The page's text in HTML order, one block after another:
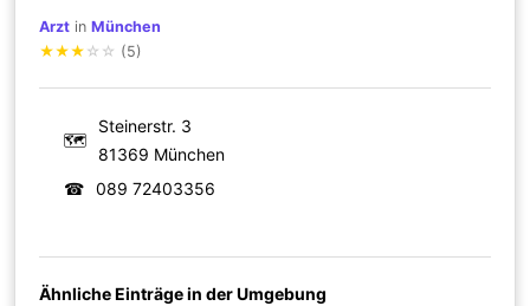
Arzt inMünchen
★★★ ☆ ☆ (5)
🗺
Steinerstr. 3
81369 München
☎
089 72403356
Ähnliche Einträge in der Umgebung